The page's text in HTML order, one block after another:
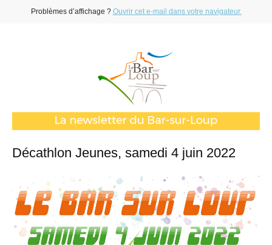
Problèmes d’affichage ? Ouvrir cet e-mail dans votre navigateur.
Décathlon Jeunes, samedi 4 juin 2022